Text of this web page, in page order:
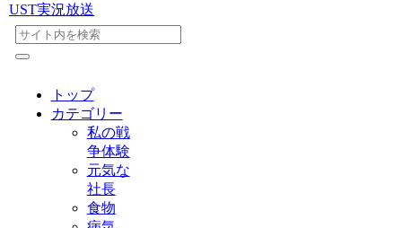
UST実況放送
トップ
カテゴリー
私の戦
争体験
元気な
社長
食物